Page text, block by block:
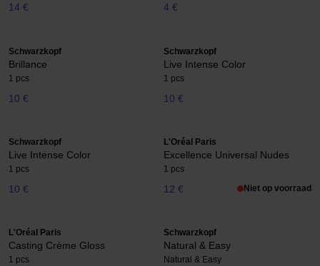
14 € 4 €
Schwarzkopf
Brillance
1 pcs
10 €
Schwarzkopf
Live Intense Color
1 pcs
10 €
Schwarzkopf
Live Intense Color
1 pcs
10 €
L'Oréal Paris
Excellence Universal Nudes
1 pcs
12 € Niet op voorraad
L'Oréal Paris
Casting Crème Gloss
1 pcs
Schwarzkopf
Natural & Easy
Natural & Easy